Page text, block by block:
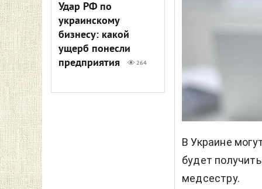
Удар РФ по
украинскому
бизнесу: какой
ущерб понесли
предприятия
264
В Украине
будет
медсестру.